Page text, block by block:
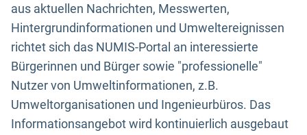
aus aktuellen Nachrichten, Messwerten,
Hintergrundinformationen und Umweltereignissen
richtet sich das NUMIS-Portal an interessierte
Bürgerinnen und Bürger sowie "professionelle"
Nutzer von Umweltinformationen, z.B.
Umweltorganisationen und Ingenieurbüros. Das
Informationsangebot wird kontinuierlich ausgebaut